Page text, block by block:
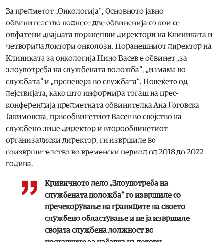
За предметот „Онкологија“, Основното јавно
обвинителство поднесе две обвиненија со кои се
опфатени двајцата поранешни директори на Клиниката и
четворица доктори онколози. Поранешниот директор на
Клиниката за онкологија Нино Васев е обвинет „за
злоупотреба на службената положба“, „измама во
службата“ и „проневера во службата“. Повеќето од
дејствијата, како што информира тогаш на прес-
конференција предметната обвинителка Ана Гоговска
Јакимовска, првообвинетиот Васев во својство на
службено лице директор и второобвинетиот
организациски директор, ги извршиле во
соизвршителство во временски период од 2018 до 2022
година.
Кривичното дело „Злоупотреба на
службената положба“ го извршиле со
пречекорување на границите на своето
службено областување и не ја извршиле
својата службена должност во